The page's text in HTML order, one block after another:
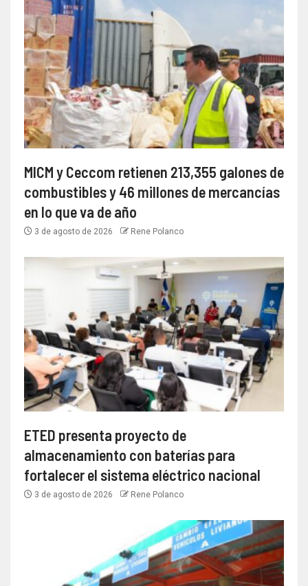
MICM y Ceccom retienen 213,355 galones de
combustibles y 46 millones de mercancías
en lo que va de año
3 de agosto de 2026 Rene Polanco
ETED presenta proyecto de
almacenamiento con baterías para
fortalecer el sistema eléctrico nacional
3 de agosto de 2026 Rene Polanco